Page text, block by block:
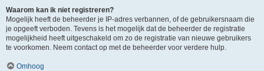
Waarom kan ik niet registreren?
Mogelijk heeft de beheerder je IP-adres verbannen, of de gebruikersnaam die
je opgeeft verboden. Tevens is het mogelijk dat de beheerder de registratie
mogelijkheid heeft uitgeschakeld om zo de registratie van nieuwe gebruikers
te voorkomen. Neem contact op met de beheerder voor verdere hulp.
Omhoog